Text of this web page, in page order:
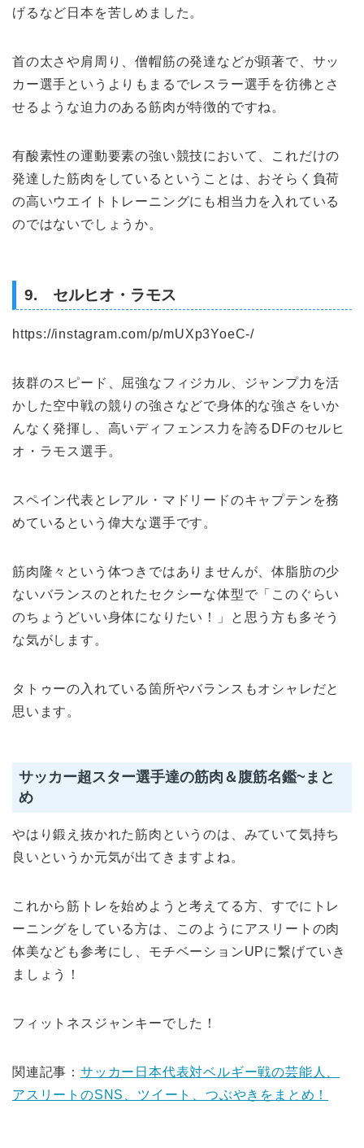
げるなど日本を苦しめました。
首の太さや肩周り、僧帽筋の発達などが顕著で、サッ
カー選手というよりもまるでレスラー選手を彷彿とさ
せるような迫力のある筋肉が特徴的ですね。
有酸素性の運動要素の強い競技において、これだけの
発達した筋肉をしているということは、おそらく負荷
の高いウエイトトレーニングにも相当力を入れている
のではないでしょうか。
9. セルヒオ・ラモス
https://instagram.com/p/mUXp3YoeC-/
抜群のスピード、屈強なフィジカル、ジャンプ力を活
かした空中戦の競りの強さなどで身体的な強さをいか
んなく発揮し、高いディフェンス力を誇るDFのセルヒ
オ・ラモス選手。
スペイン代表とレアル・マドリードのキャプテンを務
めているという偉大な選手です。
筋肉隆々という体つきではありませんが、体脂肪の少
ないバランスのとれたセクシーな体型で「このぐらい
のちょうどいい身体になりたい！」と思う方も多そう
な気がします。
タトゥーの入れている箇所やバランスもオシャレだと
思います。
サッカー超スター選手達の筋肉＆腹筋名鑑~まと
め
やはり鍛え抜かれた筋肉というのは、みていて気持ち
良いというか元気が出てきますよね。
これから筋トレを始めようと考えてる方、すでにトレ
ーニングをしている方は、このようにアスリートの肉
体美なども参考にし、モチベーションUPに繋げていき
ましょう！
フィットネスジャンキーでした！
関連記事： サッカー日本代表対ベルギー戦の芸能人、
アスリートのSNS、ツイート、つぶやきをまとめ！